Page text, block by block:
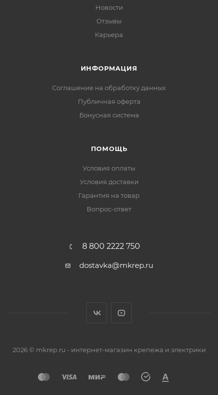
Новости
Отзывы
Карьера
ИНФОРМАЦИЯ
Соглашение на обработку данных
Публичная оферта
Бонусная система
ПОМОЩЬ
Условия оплаты
Условия доставки
Гарантия на товар
Вопрос-ответ
8 800 2222 750
dostavka@mkrep.ru
2026 © mkrep.ru - интернет-магазин крепежа и электрики